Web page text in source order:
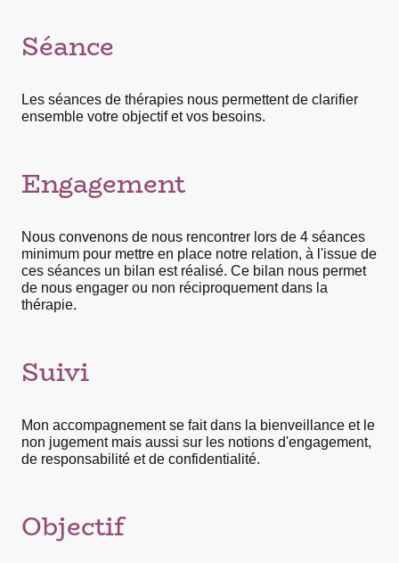
Séance
Les séances de thérapies nous permettent de clarifier
ensemble votre objectif et vos besoins.
Engagement
Nous convenons de nous rencontrer lors de 4 séances
minimum pour mettre en place notre relation, à l'issue de
ces séances un bilan est réalisé. Ce bilan nous permet
de nous engager ou non réciproquement dans la
thérapie.
Suivi
Mon accompagnement se fait dans la bienveillance et le
non jugement mais aussi sur les notions d'engagement,
de responsabilité et de confidentialité.
Objectif